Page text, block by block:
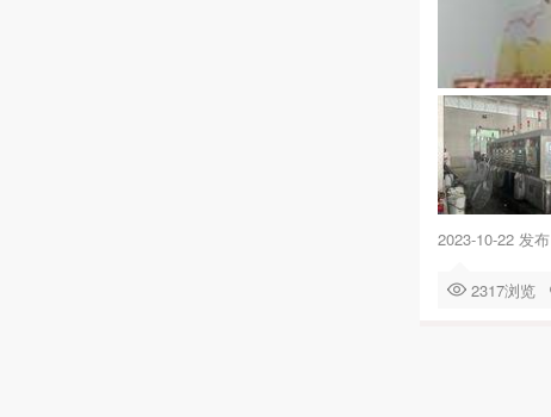
2023-10-22 发布
2317浏览